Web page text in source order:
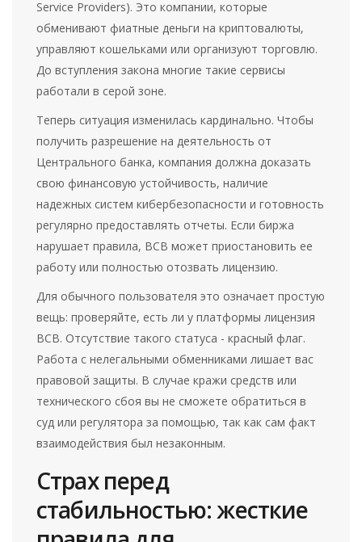
Service Providers). Это компании, которые
обменивают фиатные деньги на криптовалюты,
управляют кошельками или организуют торговлю.
До вступления закона многие такие сервисы
работали в серой зоне.
Теперь ситуация изменилась кардинально. Чтобы
получить разрешение на деятельность от
Центрального банка, компания должна доказать
свою финансовую устойчивость, наличие
надежных систем кибербезопасности и готовность
регулярно предоставлять отчеты. Если биржа
нарушает правила, BCB может приостановить ее
работу или полностью отозвать лицензию.
Для обычного пользователя это означает простую
вещь: проверяйте, есть ли у платформы лицензия
BCB. Отсутствие такого статуса - красный флаг.
Работа с нелегальными обменниками лишает вас
правовой защиты. В случае кражи средств или
технического сбоя вы не сможете обратиться в
суд или регулятора за помощью, так как сам факт
взаимодействия был незаконным.
Страх перед
стабильностью: жесткие